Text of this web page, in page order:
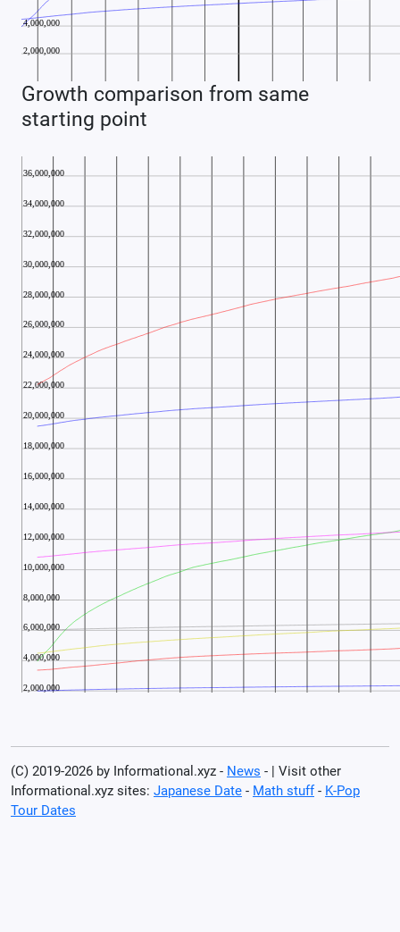
Growth comparison from same
starting point
(C) 2019-2026 by Informational.xyz - News - | Visit other
Informational.xyz sites: Japanese Date - Math stuff- K-Pop
Tour Dates